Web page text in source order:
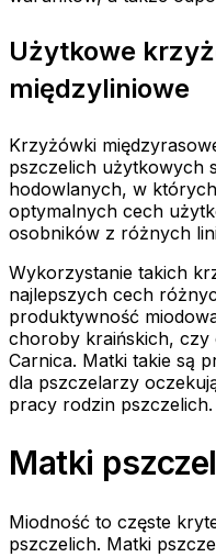
Użytkowe
międzyliniowe
Krzyżówki
pszczelich użytkowych
hodowlanych, w
optymalnych cech
osobników z różnych
Wykorzystanie takich
najlepszych cech
produktywność
choroby kraińskich, czy
Carnica. Matki takie są
dla pszczelarzy
pracy rodzin pszczelich.
Matki
Miodność to częste
pszczelich. Matki